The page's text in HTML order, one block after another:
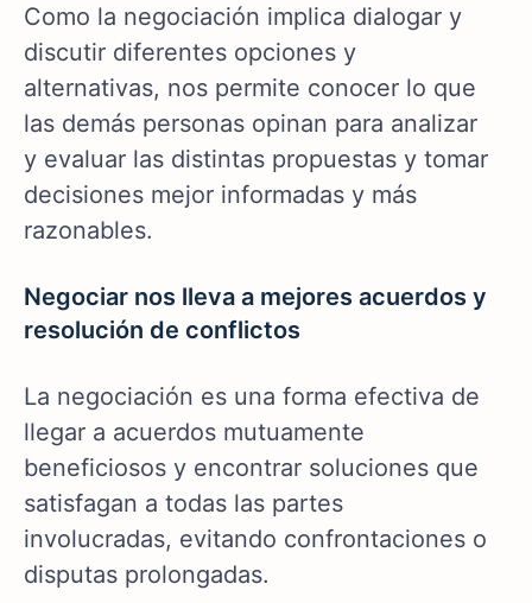
Como la negociación implica dialogar y
discutir diferentes opciones y
alternativas, nos permite conocer lo que
las demás personas opinan para analizar
y evaluar las distintas propuestas y tomar
decisiones mejor informadas y más
razonables.
Negociar nos lleva a mejores acuerdos y
resolución de conflictos
La negociación es una forma efectiva de
llegar a acuerdos mutuamente
beneficiosos y encontrar soluciones que
satisfagan a todas las partes
involucradas, evitando confrontaciones o
disputas prolongadas.